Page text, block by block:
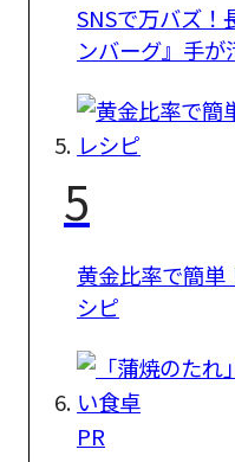
SNSで万バズ！
ンバーグ』手
5
黄金比率で簡単
シピ
PR